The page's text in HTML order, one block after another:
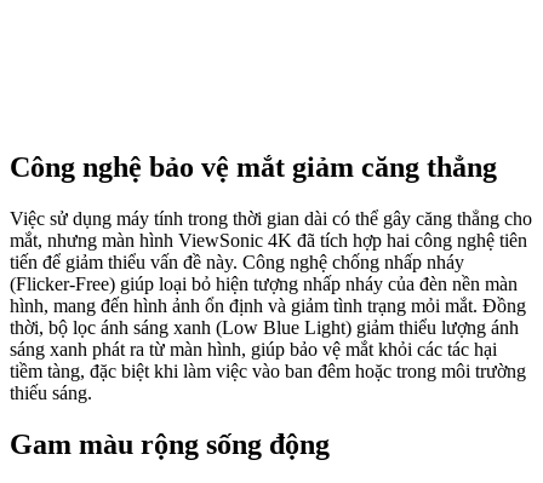
Công nghệ bảo vệ mắt giảm căng thẳng
Việc sử dụng máy tính trong thời gian dài có thể gây căng thẳng cho
mắt, nhưng màn hình ViewSonic 4K đã tích hợp hai công nghệ tiên
tiến để giảm thiểu vấn đề này. Công nghệ chống nhấp nháy
(Flicker-Free) giúp loại bỏ hiện tượng nhấp nháy của đèn nền màn
hình, mang đến hình ảnh ổn định và giảm tình trạng mỏi mắt. Đồng
thời, bộ lọc ánh sáng xanh (Low Blue Light) giảm thiểu lượng ánh
sáng xanh phát ra từ màn hình, giúp bảo vệ mắt khỏi các tác hại
tiềm tàng, đặc biệt khi làm việc vào ban đêm hoặc trong môi trường
thiếu sáng.
Gam màu rộng sống động